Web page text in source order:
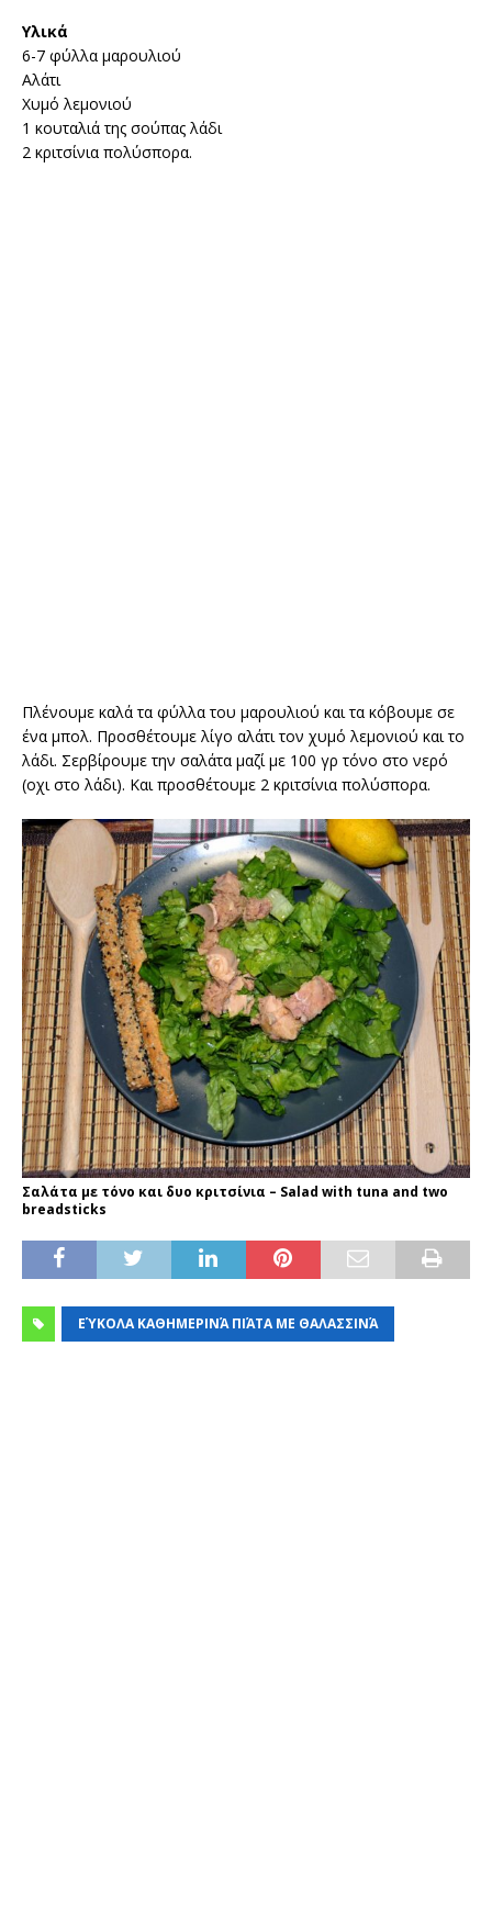
Υλικά
6-7 φύλλα μαρουλιού
Αλάτι
Χυμό λεμονιού
1 κουταλιά της σούπας λάδι
2 κριτσίνια πολύσπορα.
Πλένουμε καλά τα φύλλα του μαρουλιού και τα κόβουμε σε
ένα μπολ. Προσθέτουμε λίγο αλάτι τον χυμό λεμονιού και το
λάδι. Σερβίρουμε την σαλάτα μαζί με 100 γρ τόνο στο νερό
(οχι στο λάδι). Και προσθέτουμε 2 κριτσίνια πολύσπορα.
Σαλάτα με τόνο και δυο κριτσίνια – Salad with tuna and two
breadsticks
ΕΎΚΟΛΑ ΚΑΘΗΜΕΡΙΝΆ ΠΙΆΤΑ ΜΕ ΘΑΛΑΣΣΙΝΆ